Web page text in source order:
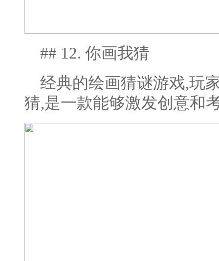
## 12. 你画我猜
经典的绘画猜谜游戏,玩
猜,是一款能够激发创意和